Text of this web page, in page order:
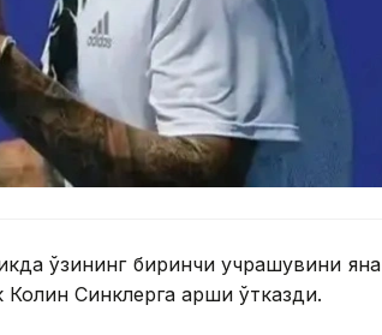
ўзининг биринчи учрашувини яна
Синклерга қарши ўтказди.